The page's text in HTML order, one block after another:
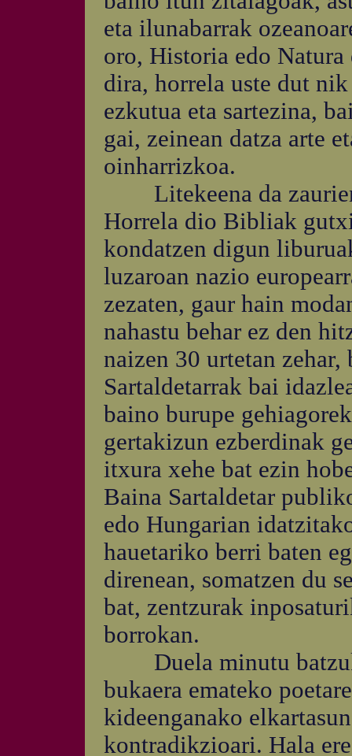
eta ilunabarrak
oro, Historia edo Natura
dira, horrela uste dut
ezkutua eta sartezina,
gai, zeinean datza arte
oinharrizkoa.
Litekeena da zaurien
Horrela dio Bibliak
kondatzen digun
luzaroan nazio
zezaten, gaur hain
nahastu behar ez den
naizen 30 urtetan
Sartaldetarrak bai
baino burupe
gertakizun ezberdinak
itxura xehe bat ezin
Baina Sartaldetar
edo Hungarian
hauetariko berri baten
direnean, somatzen du
bat, zentzurak
borrokan.
Duela minutu
bukaera emateko
kideenganako
kontradikzioari. Hala